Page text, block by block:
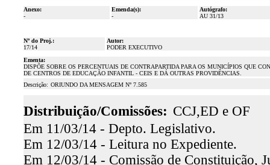
Anexo:
-
Emenda(s):
-
Autógrafo:
AU 31/13
Nº do Proj.:
17/14
Autor:
PODER EXECUTIVO
Ementa:
DISPÕE SOBRE OS PERCENTUAIS DE CONTRAPARTIDA PARA OS MUNICÍPIOS QUE
DE CENTROS DE EDUCAÇÃO INFANTIL - CEIS E DÁ OUTRAS PROVIDÊNCIAS.
Descrição: ORIUNDO DA MENSAGEM Nº 7.585
Distribuição/Comissões: CCJ,ED e OF
Em 11/03/14 - Depto. Legislativo.
Em 12/03/14 - Leitura no Expediente.
Em 12/03/14 - Comissão de Constituição,